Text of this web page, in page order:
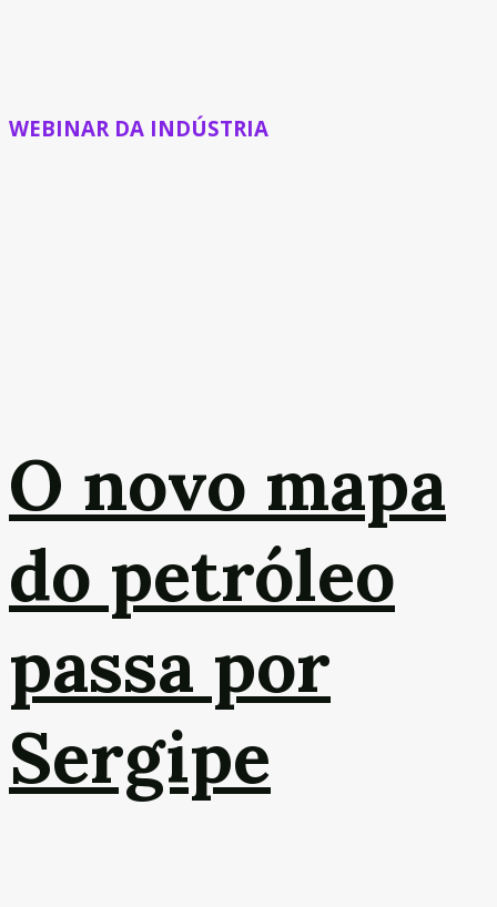
WEBINAR DA INDÚSTRIA
O novo mapa
do petróleo
passa por
Sergipe